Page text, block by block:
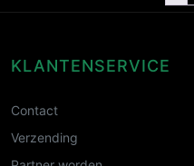
KLANTENSERVICE
Contact
Verzending